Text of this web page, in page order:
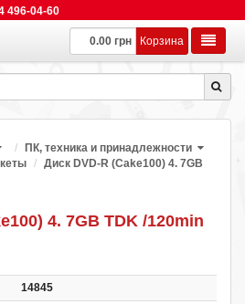
496-04-60
0.00 грн Корзина
ПК, техника и принадлежности
Диск DVD-R (Cake100) 4. 7GB
4. 7GB TDK /120min
14845